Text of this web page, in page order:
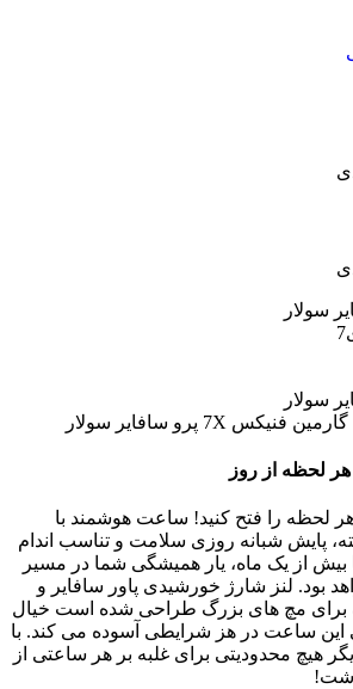
لحظه از روز
لحظه را فتح کنید! ساعت هوشمند با
پایش شبانه روزی سلامت و تناسب اندام
بیش از یک ماه، یار همیشگی شما در مسیر
بود. لنز شارژ خورشیدی پاور سافایر و
برای مچ های بزرگ طراحی شده است خیال
این ساعت در هز شرایطی آسوده می کند. با
هیچ محدودیتی برای غلبه بر هر ساعتی از